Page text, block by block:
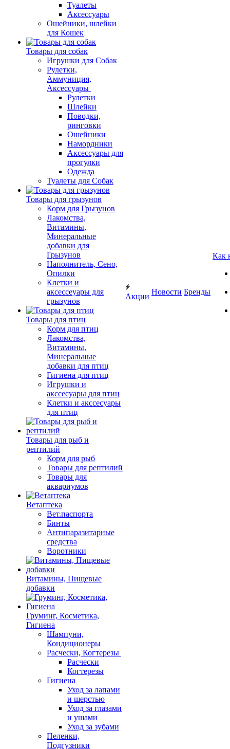
Туалеты
Аксессуары
Ошейники, шлейки
для Кошек
Товары для собак
Игрушки для Собак
Рулетки,
Аммуниция,
Аксессуары
Рулетки
Шлейки
Поводки,
ринговки
Ошейники
Намордники
Аксессуары для
прогулки
Одежда
Туалеты для Собак
Товары для грызунов
Корм для Грызунов
Лакомства,
Витамины,
Минеральные
добавки для
Грызунов
Наполнитель, Сено,
Опилки
Клетки и
аксессеуары для
грызунов
Товары для птиц
Корм для птиц
Лакомства,
Витамины,
Минеральные
добавки для птиц
Гигиена для птиц
Игрушки и
акссесуары для птиц
Клетки и акссесуары
для птиц
Товары для рыб и
рептилий
Корм для рыб
Товары для рептилий
Товары для
аквариумов
Ветаптека
Вет.паспорта
Бинты
Антипаразитарные
средства
Воротники
Витамины, Пищевые
добавки
Груминг, Косметика,
Гигиена
Шампуни,
Кондиционеры
Расчески, Когтерезы
Расчески
Когтерезы
Гигиена
Уход за лапами
и шерстью
Уход за глазами
и ушами
Уход за зубами
Пеленки,
Подгузники
Акции
Новости Бренды
Как